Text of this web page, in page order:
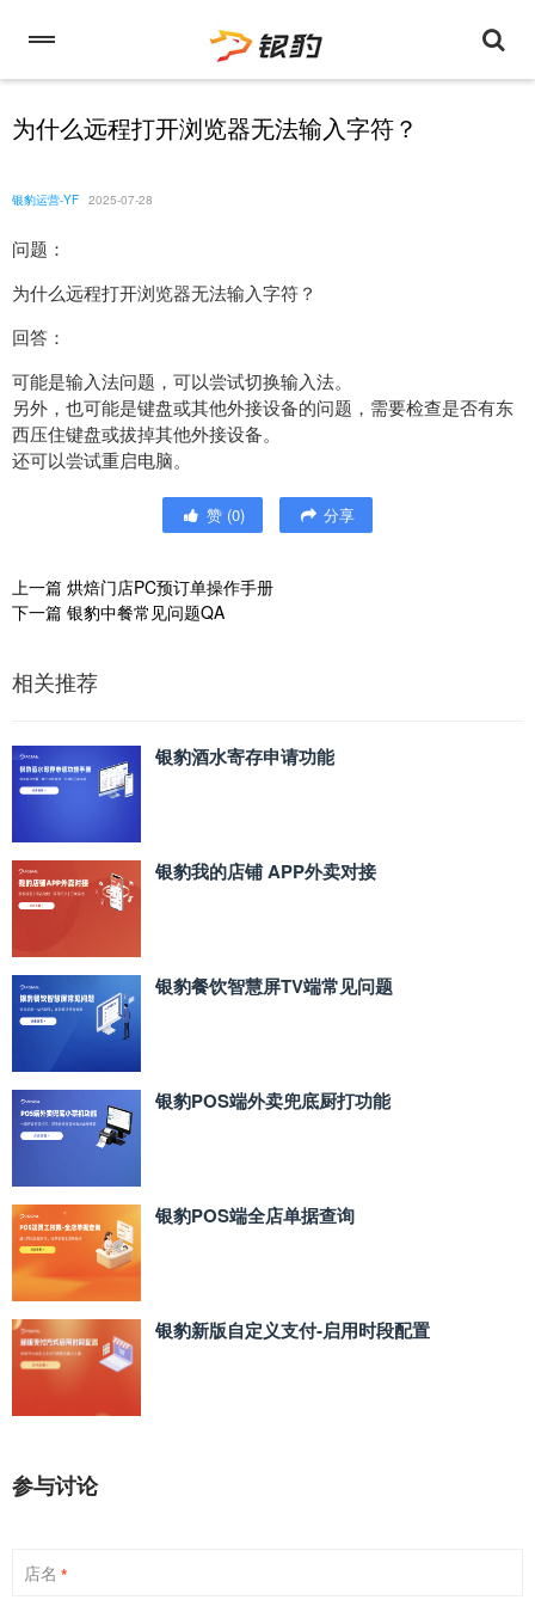
为什么远程打开浏览器无法输入字符？
银豹运营-YF 2025-07-28
问题：
为什么远程打开浏览器无法输入字符？
回答：
可能是输入法问题，可以尝试切换输入法。
另外，也可能是键盘或其他外接设备的问题，需要检查是否有东
西压住键盘或拔掉其他外接设备。
还可以尝试重启电脑。
赞 (0) 分享
上一篇 烘焙门店PC预订单操作手册
下一篇 银豹中餐常见问题QA
相关推荐
银豹酒水寄存申请功能
银豹我的店铺 APP外卖对接
银豹餐饮智慧屏TV端常见问题
银豹POS端外卖兜底厨打功能
银豹POS端全店单据查询
银豹新版自定义支付‑启用时段配置
参与讨论
店名 *